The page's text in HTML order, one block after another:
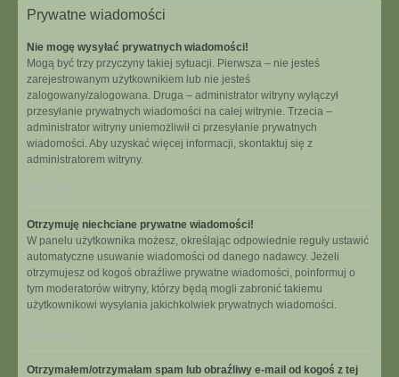
Prywatne wiadomości
Nie mogę wysyłać prywatnych wiadomości!
Mogą być trzy przyczyny takiej sytuacji. Pierwsza – nie jesteś
zarejestrowanym użytkownikiem lub nie jesteś
zalogowany/zalogowana. Druga – administrator witryny wyłączył
przesyłanie prywatnych wiadomości na całej witrynie. Trzecia –
administrator witryny uniemożliwił ci przesyłanie prywatnych
wiadomości. Aby uzyskać więcej informacji, skontaktuj się z
administratorem witryny.
Otrzymuję niechciane prywatne wiadomości!
W panelu użytkownika możesz, określając odpowiednie reguły ustawić
automatyczne usuwanie wiadomości od danego nadawcy. Jeżeli
otrzymujesz od kogoś obraźliwe prywatne wiadomości, poinformuj o
tym moderatorów witryny, którzy będą mogli zabronić takiemu
użytkownikowi wysyłania jakichkolwiek prywatnych wiadomości.
Otrzymałem/otrzymałam spam lub obraźliwy e-mail od kogoś z tej